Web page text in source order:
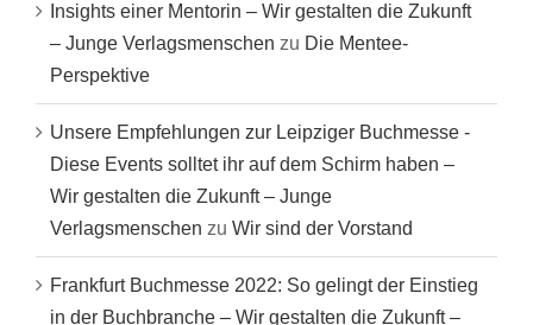
Insights einer Mentorin – Wir gestalten die Zukunft
– Junge Verlagsmenschen zu Die Mentee-
Perspektive
Unsere Empfehlungen zur Leipziger Buchmesse -
Diese Events solltet ihr auf dem Schirm haben –
Wir gestalten die Zukunft – Junge
Verlagsmenschen zu Wir sind der Vorstand
Frankfurt Buchmesse 2022: So gelingt der Einstieg
in der Buchbranche – Wir gestalten die Zukunft –